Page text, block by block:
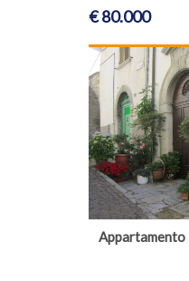
€ 80.000
Appartamento